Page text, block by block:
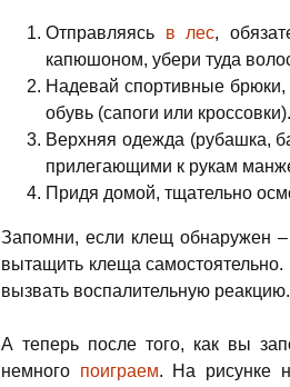
Отправляясь в лес,
капюшоном, убери туда
Надевай спортивные
обувь (сапоги или кроссовки).
Верхняя одежда (рубашка,
прилегающими к рукам
Придя домой, тщательно
Запомни, если клещ обнаружен
вытащить клеща самостоятельно.
вызвать воспалительную реакцию.
А теперь после того, как вы
немного поиграем. На рисунке